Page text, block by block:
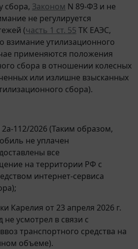
сбора, Законом N 89-ФЗ и не
не регулируется
(часть 1 ст. 55 ТК ЕАЭС,
взимание утилизационного
применяются положения
сбора в отношении колесных
или излишне взысканных
сбора).
112/2026 (Таким образом,
не уплачен
все
на территории РФ с
интернет-сервиса
Карелия от 23 апреля 2026 г.
усмотрел в связи с
транспортного средства на
объеме).